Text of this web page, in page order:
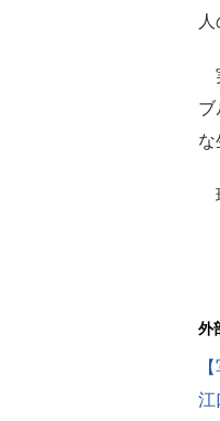
ブ
な
外